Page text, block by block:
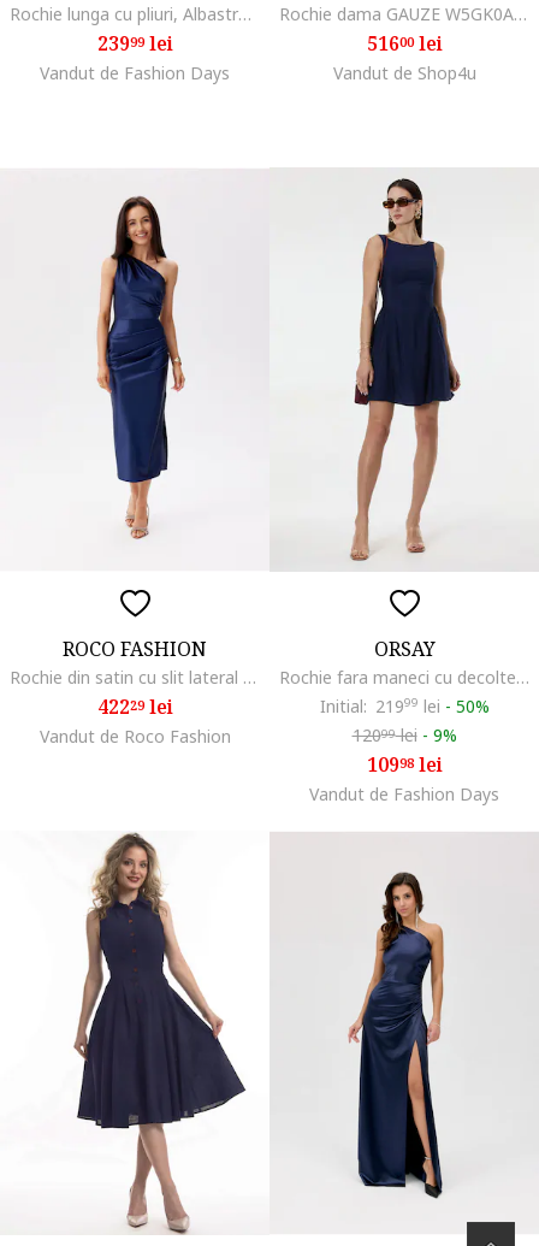
Rochie lunga cu pliuri, Albastru pastel
23999lei
Vandut de Fashion Days
Rochie dama GAUZE W5GK0A, Albastru deschis
51600lei
Vandut de Shop4u
ROCO FASHION
Rochie din satin cu slit lateral Elen, Bleumarin
42229lei
Vandut de Roco Fashion
ORSAY
Rochie fara maneci cu decolteu barcuta, Albastru ultramarin
Initial: 21999 lei - 50%
12099lei - 9%
10998lei
Vandut de Fashion Days